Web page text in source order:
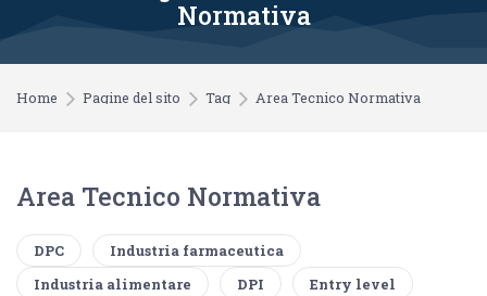
Normativa
Home Pagine del sito Tag Area Tecnico Normativa
Area Tecnico Normativa
Tag correlati:
DPC
Industria farmaceutica
Industria alimentare
DPI
Entry level